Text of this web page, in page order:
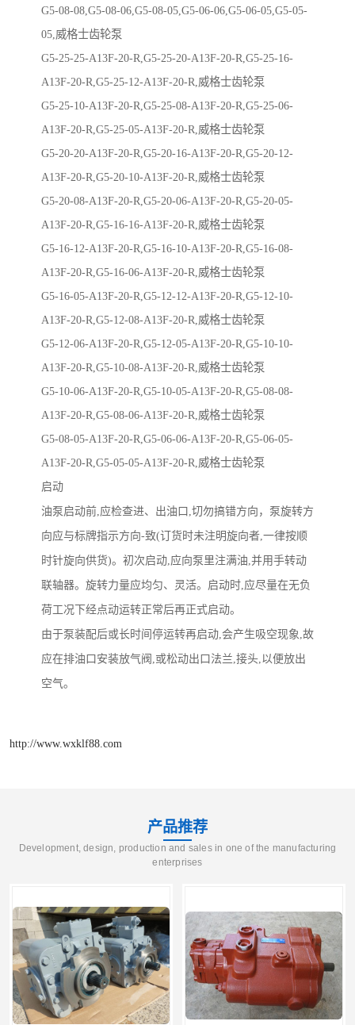
G5-08-08,G5-08-06,G5-08-05,G5-06-06,G5-06-05,G5-05-
05,威格士齿轮泵
G5-25-25-A13F-20-R,G5-25-20-A13F-20-R,G5-25-16-
A13F-20-R,G5-25-12-A13F-20-R,威格士齿轮泵
G5-25-10-A13F-20-R,G5-25-08-A13F-20-R,G5-25-06-
A13F-20-R,G5-25-05-A13F-20-R,威格士齿轮泵
G5-20-20-A13F-20-R,G5-20-16-A13F-20-R,G5-20-12-
A13F-20-R,G5-20-10-A13F-20-R,威格士齿轮泵
G5-20-08-A13F-20-R,G5-20-06-A13F-20-R,G5-20-05-
A13F-20-R,G5-16-16-A13F-20-R,威格士齿轮泵
G5-16-12-A13F-20-R,G5-16-10-A13F-20-R,G5-16-08-
A13F-20-R,G5-16-06-A13F-20-R,威格士齿轮泵
G5-16-05-A13F-20-R,G5-12-12-A13F-20-R,G5-12-10-
A13F-20-R,G5-12-08-A13F-20-R,威格士齿轮泵
G5-12-06-A13F-20-R,G5-12-05-A13F-20-R,G5-10-10-
A13F-20-R,G5-10-08-A13F-20-R,威格士齿轮泵
G5-10-06-A13F-20-R,G5-10-05-A13F-20-R,G5-08-08-
A13F-20-R,G5-08-06-A13F-20-R,威格士齿轮泵
G5-08-05-A13F-20-R,G5-06-06-A13F-20-R,G5-06-05-
A13F-20-R,G5-05-05-A13F-20-R,威格士齿轮泵
启动
油泵启动前,应检查进、出油口,切勿搞错方向，泵旋转方
向应与标牌指示方向-致(订货时未注明旋向者,一律按顺
时针旋向供货)。初次启动,应向泵里注满油,并用手转动
联轴器。旋转力量应均匀、灵活。启动时,应尽量在无负
荷工况下经点动运转正常后再正式启动。
由于泵装配后或长时间停运转再启动,会产生吸空现象,故
应在排油口安装放气阀,或松动出口法兰,接头,以便放出
空气。
http://www.wxklf88.com
产品推荐
Development, design, production and sales in one of the manufacturing
enterprises